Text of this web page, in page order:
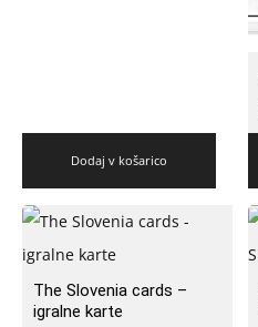
Dodaj v košarico
The Slovenia cards –
igralne karte